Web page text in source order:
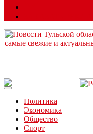
Читайте последние
“ЗаНовомосковск”
Политика
Экономика
Общество
Спорт